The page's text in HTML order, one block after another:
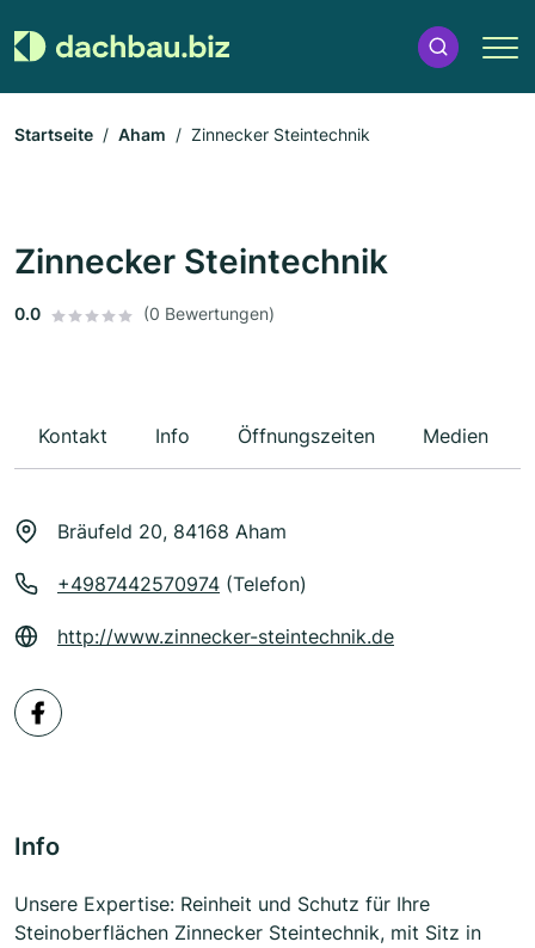
Startseite Aham Zinnecker Steintechnik
Zinnecker Steintechnik
0.0 (0 Bewertungen)
Kontakt Info Öffnungszeiten Medien
Bräufeld 20, 84168 Aham
+4987442570974 (Telefon)
http://www.zinnecker-steintechnik.de
Info
Unsere Expertise: Reinheit und Schutz für Ihre
Steinoberflächen Zinnecker Steintechnik, mit Sitz in